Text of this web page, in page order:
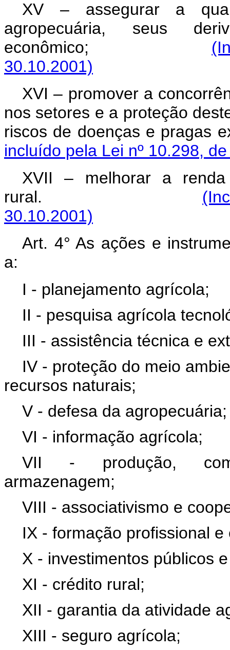
XV – assegurar a
agropecuária, seus
econômico;
30.10.2001)
XVI – promover a
nos setores e a proteção
riscos de doenças e pragas
incluído pela Lei nº 10.298,
XVII – melhorar a
rural.
30.10.2001)
Art. 4° As ações e
a:
I - planejamento agrícola;
II - pesquisa agrícola
III - assistência técnica e
IV - proteção do meio
recursos naturais;
V - defesa da agropecuária;
VI - informação agrícola;
VII - produção,
armazenagem;
VIII - associativismo e
IX - formação profissional
X - investimentos públicos
XI - crédito rural;
XII - garantia da atividade
XIII - seguro agrícola;